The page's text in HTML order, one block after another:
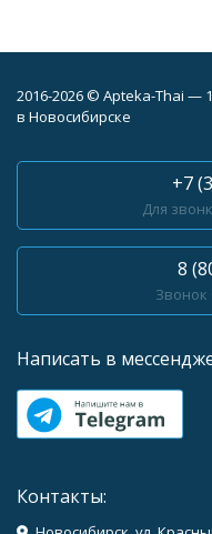
2016-2026 © Apteka-Thai —
в Новосибирске
+7
Для
8
Написать в
Контакты: